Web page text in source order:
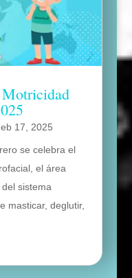
17, 2025
se celebra el
el área
sistema
masticar, deglutir,